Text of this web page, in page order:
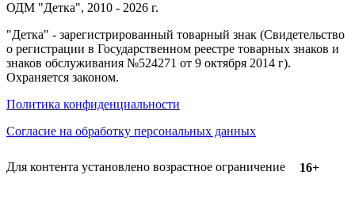
ОДМ "Детка", 2010 - 2026 г.
"Детка" - зарегистрированный товарный знак (Свидетельство
о регистрации в Государственном реестре товарных знаков и
знаков обслуживания №524271 от 9 октября 2014 г).
Охраняется законом.
Политика конфиденциальности
Согласие на обработку персональных данных
Для контента установлено возрастное ограничение 16+